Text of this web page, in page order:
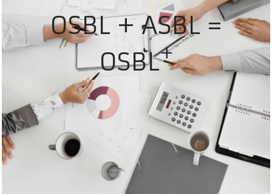
OSBL + ASBL =
OSBL+